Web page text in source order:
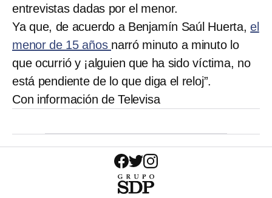
entrevistas dadas por el menor.
Ya que, de acuerdo a Benjamín Saúl Huerta,el
menor de 15 años narró minuto a minuto lo
que ocurrió y ¡alguien que ha sido víctima, no
está pendiente de lo que diga el reloj”.
Con información de Televisa